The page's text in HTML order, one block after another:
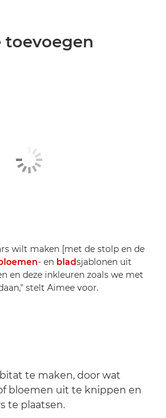
toevoegen
wilt maken [met de stolp en de
- en bladsjablonen uit
en deze inkleuren zoals we met
stelt Aimee voor.
te maken, door wat
bloemen uit te knippen en
te plaatsen.